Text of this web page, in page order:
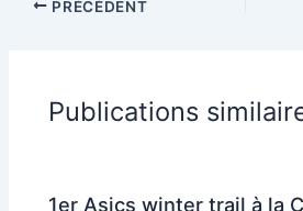
PRÉCÉDENT
Publications
1er Asics winter trail à la